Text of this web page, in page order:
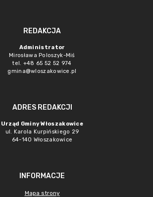
REDAKCJA
Administrator
Mirosława Poloszyk-Miś
tel. +48 65 52 52 974
gmina@wloszakowice.pl
ADRES REDAKCJI
Urząd Gminy Włoszakowice
ul. Karola Kurpińskiego 29
64-140 Włoszakowice
INFORMACJE
Mapa strony